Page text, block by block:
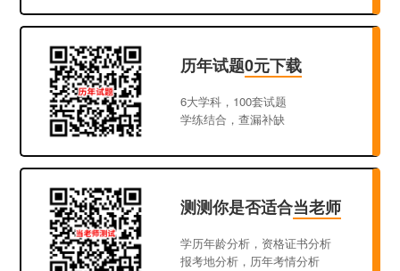
历年试题0元下载
6大学科，100套试题
学练结合，查漏补缺
测测你是否适合当老师
学历年龄分析，资格证书分析
报考地分析，历年考情分析